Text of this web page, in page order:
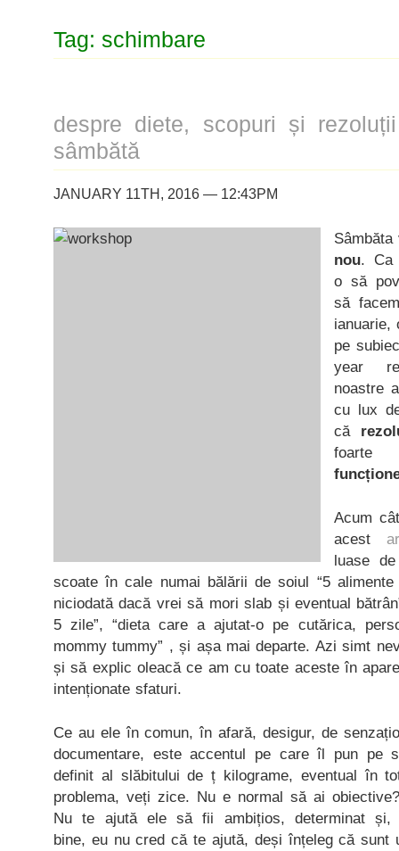
Tag: schimbare
despre diete, scopuri și
sâmbătă
JANUARY 11TH, 2016 — 12:43PM
nou. Ca
o să
să
ianuarie,
pe
year
noastre
cu lux
că
foarte
Acum
acest
luase
scoate în cale numai bălării de soiul “5
niciodată dacă vrei să mori slab și eventual
5 zile”, “dieta care a ajutat-o pe cutărica,
mommy tummy” , și așa mai departe. Azi simt
și să explic oleacă ce am cu toate aceste în
intenționate sfaturi.
Ce au ele în comun, în afară, desigur, de
documentare, este accentul pe care îl pun pe
definit al slăbitului de ț kilograme, eventual în
problema, veți zice. Nu e normal să ai
Nu te ajută ele să fii ambițios, determinat și,
bine, eu nu cred că te ajută, deși înțeleg că sunt